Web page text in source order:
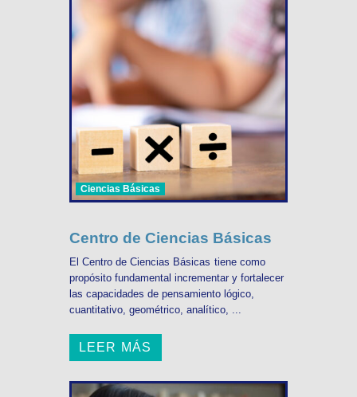
Ciencias Básicas
Centro de Ciencias Básicas
El Centro de Ciencias Básicas tiene como
propósito fundamental incrementar y fortalecer
las capacidades de pensamiento lógico,
cuantitativo, geométrico, analítico, ...
LEER MÁS